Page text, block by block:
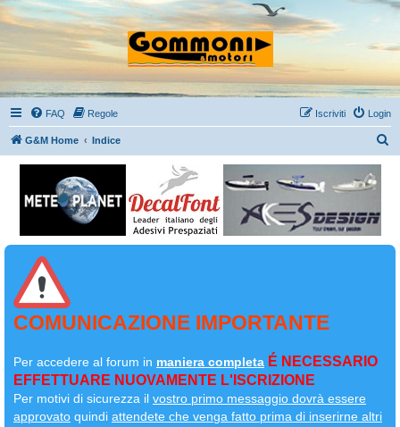
FAQ Regole Login
Iscriviti
G&M Home Indice
COMUNICAZIONE IMPORTANTE
Per accedere al forum in maniera completa É NECESSARIO
EFFETTUARE NUOVAMENTE L'ISCRIZIONE
Per motivi di sicurezza il vostro primo messaggio dovrà essere
approvato quindi attendete che venga fatto prima di inserirne altri